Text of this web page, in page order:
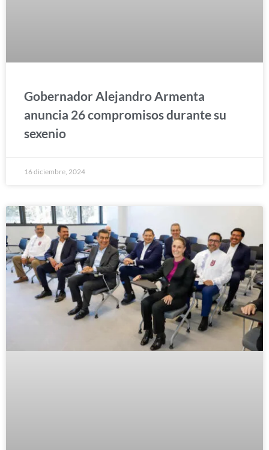
Gobernador Alejandro Armenta
anuncia 26 compromisos durante su
sexenio
16 diciembre, 2024